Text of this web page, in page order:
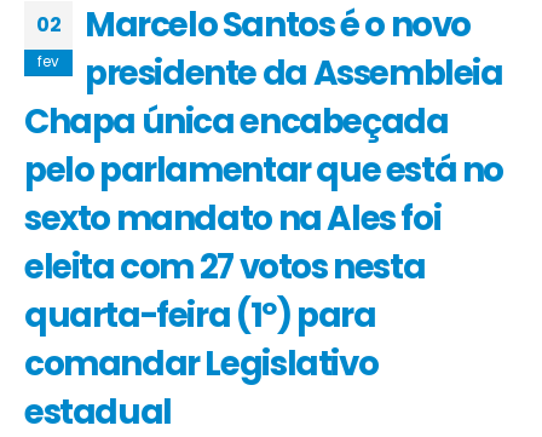
02
fev
Marcelo Santos é o novo
presidente da Assembleia
Chapa única encabeçada
pelo parlamentar que está no
sexto mandato na Ales foi
eleita com 27 votos nesta
quarta-feira (1º) para
comandar Legislativo
estadual